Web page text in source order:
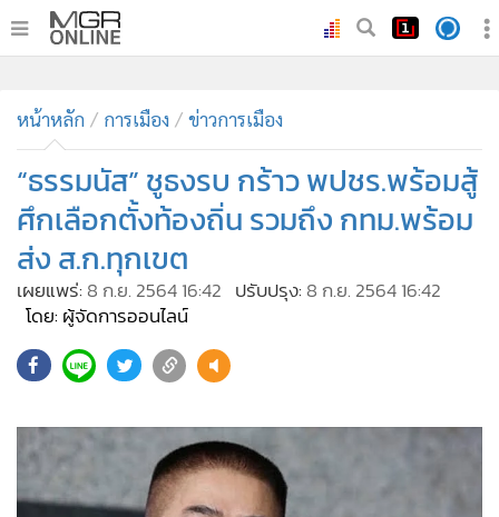
• ทันเหตุการณ์
• ภาคใต้
ภูมิภาค
• Online Section
• บันเทิง
• ผู้จัดการรายวัน
คอลัมนิสต์
• ละคร
• Cyber BIZ
ผู้จัดกวน
• Good health & Well-being
หน้าหลัก การเมือง ข่าวการเมือง
“ธรรมนัส” ชูธงรบ กร้าว พปชร.พร้อมสู้
ศึกเลือกตั้งท้องถิ่น รวมถึง กทม.พร้อม
ส่ง ส.ก.ทุกเขต
เผยแพร่: 8 ก.ย. 2564 16:42 ปรับปรุง: 8 ก.ย. 2564 16:42
โดย: ผู้จัดการออนไลน์